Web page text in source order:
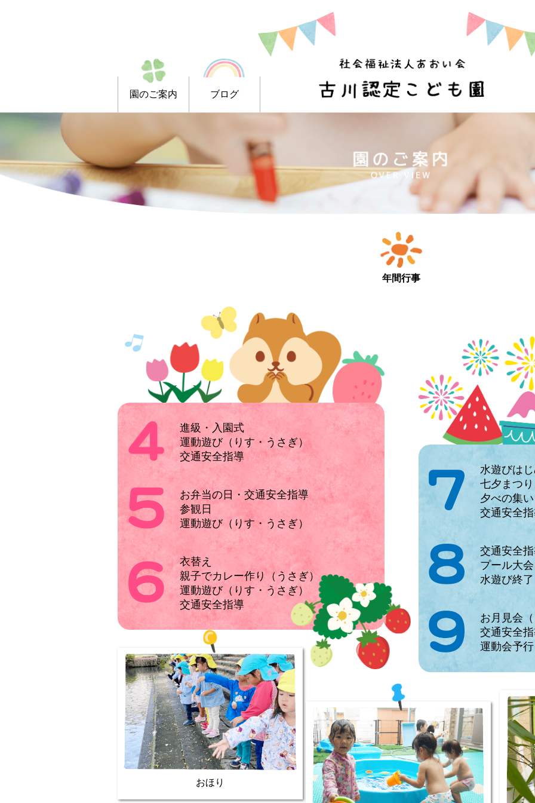
園のご案内 ブログ
年間行事
進級・入園式
運動遊び（りす・うさぎ）
交通安全指導
お弁当の日・交通安全指導
参観日
運動遊び（りす・うさぎ）
衣替え
親子でカレー作り（うさぎ）
運動遊び（りす・うさぎ）
交通安全指導
おほり
水遊びは
七夕まつり
夕べの集い
交通安全
交通安全
プール大会
水遊び終了
お月見会
交通安全
運動会予行